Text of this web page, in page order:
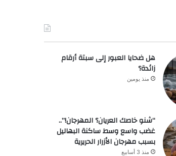
هل ضحايا العبور إلى سبتة أرقام
زائدة؟
منذ يومين
“شنو خاصك العريان؟ المهرجان!”..
غضب واسع وسط ساكنة البهاليل
بسبب مهرجان الأزرار الحريرية
منذ 3 أسابيع